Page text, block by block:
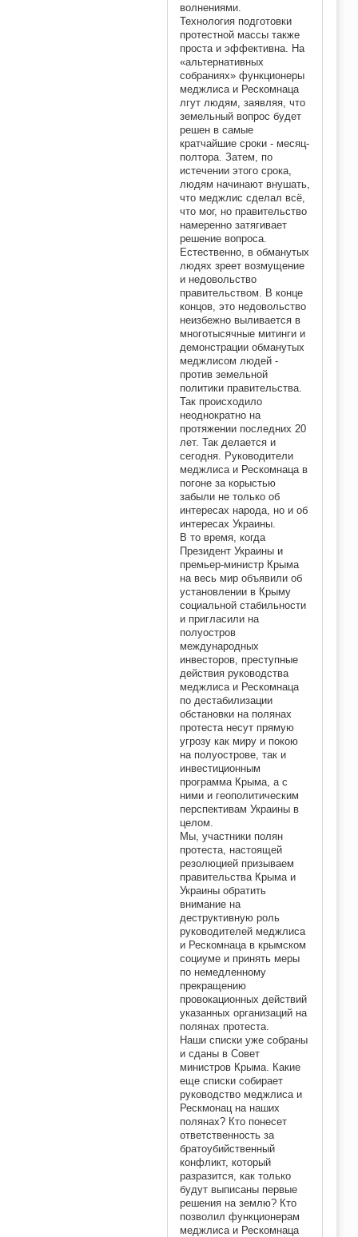
волнениями.
Технология подготовки
протестной массы также
проста и эффективна. На
«альтернативных
собраниях» функционеры
меджлиса и Рескомнаца
лгут людям, заявляя, что
земельный вопрос будет
решен в самые
кратчайшие сроки - месяц-
полтора. Затем, по
истечении этого срока,
людям начинают внушать,
что меджлис сделал всё,
что мог, но правительство
намеренно затягивает
решение вопроса.
Естественно, в обманутых
людях зреет возмущение
и недовольство
правительством. В конце
концов, это недовольство
неизбежно выливается в
многотысячные митинги и
демонстрации обманутых
меджлисом людей -
против земельной
политики правительства.
Так происходило
неоднократно на
протяжении последних 20
лет. Так делается и
сегодня. Руководители
меджлиса и Рескомнаца в
погоне за корыстью
забыли не только об
интересах народа, но и об
интересах Украины.
В то время, когда
Президент Украины и
премьер-министр Крыма
на весь мир объявили об
установлении в Крыму
социальной стабильности
и пригласили на
полуостров
международных
инвесторов, преступные
действия руководства
меджлиса и Рескомнаца
по дестабилизации
обстановки на полянах
протеста несут прямую
угрозу как миру и покою
на полуострове, так и
инвестиционным
программа Крыма, а с
ними и геополитическим
перспективам Украины в
целом.
Мы, участники полян
протеста, настоящей
резолюцией призываем
правительства Крыма и
Украины обратить
внимание на
деструктивную роль
руководителей меджлиса
и Рескомнаца в крымском
социуме и принять меры
по немедленному
прекращению
провокационных действий
указанных организаций на
полянах протеста.
Наши списки уже собраны
и сданы в Совет
министров Крыма. Какие
еще списки собирает
руководство меджлиса и
Рескмонац на наших
полянах? Кто понесет
ответственность за
братоубийственный
конфликт, который
разразится, как только
будут выписаны первые
решения на землю? Кто
позволил функционерам
меджлиса и Рескомнаца